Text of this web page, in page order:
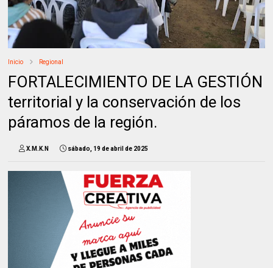
Inicio Regional
FORTALECIMIENTO DE LA GESTIÓN
territorial y la conservación de los
páramos de la región.
X.M.K.N sábado, 19 de abril de 2025